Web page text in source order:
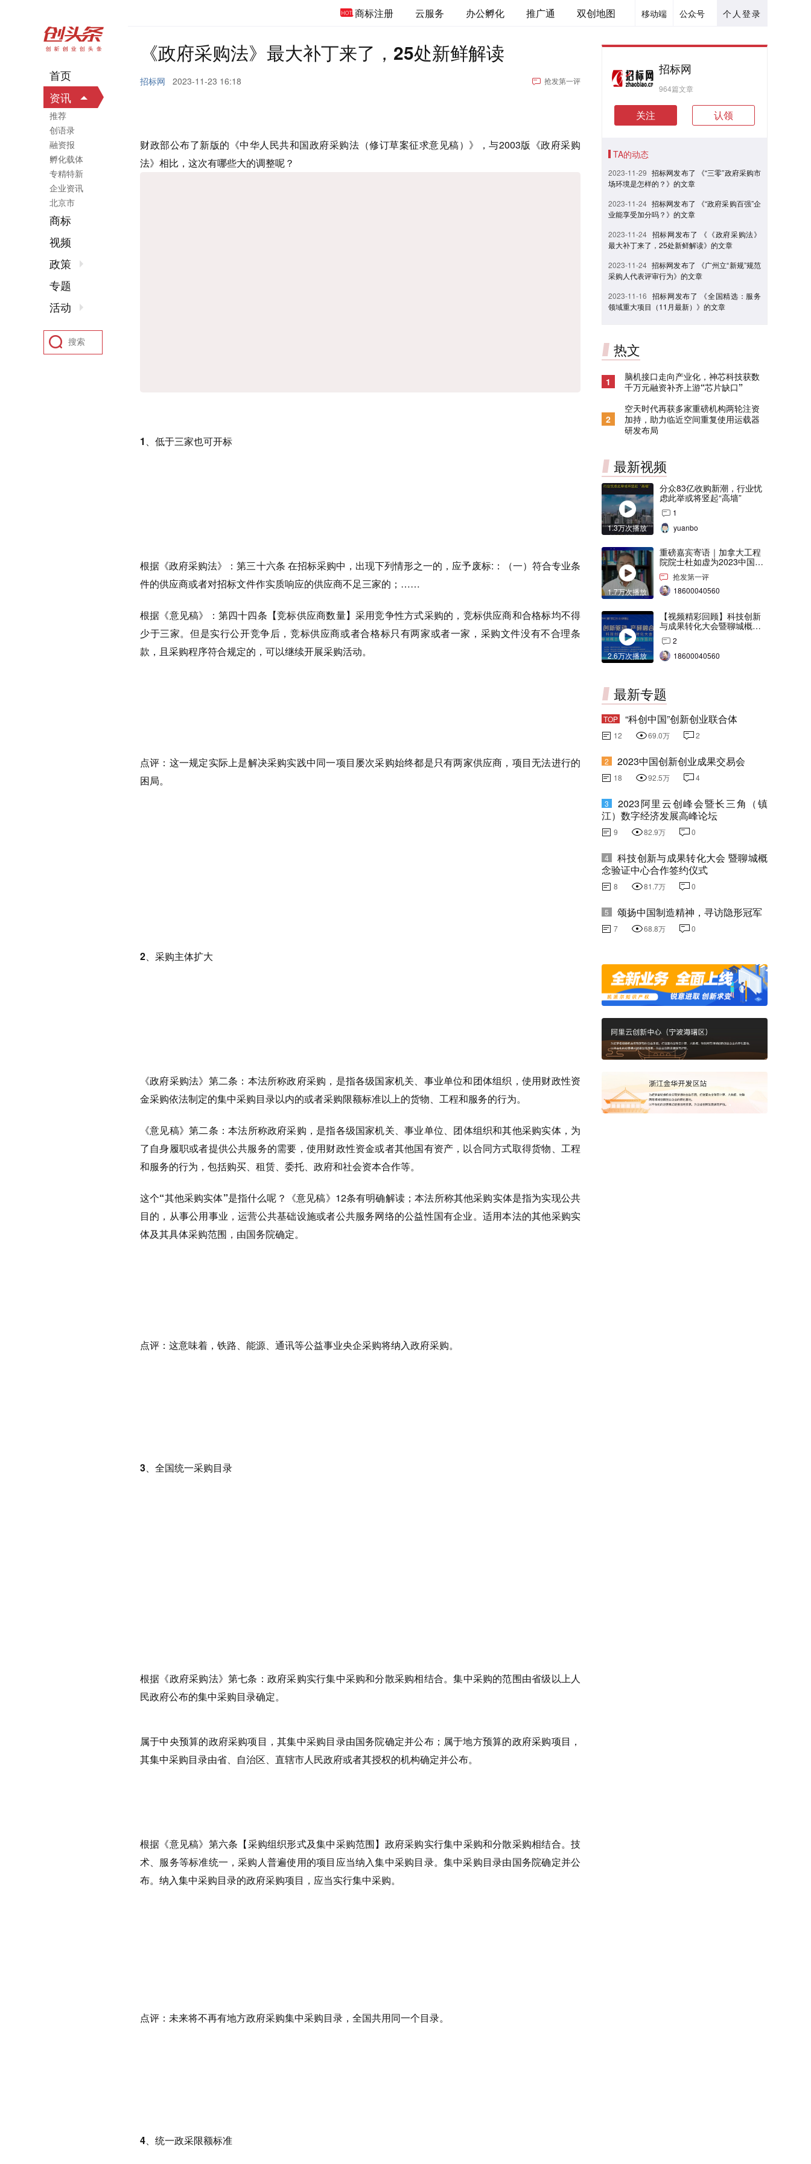
个人登录
公众号
移动端
商标注册 云服务 办公孵化 推广通 双创地图
《政府采购法》最大补丁来了，25处新鲜解读
招标网 2023-11-23 16:18 抢发第一评
财政部公布了新版的《中华人民共和国政府采购法（修订草案征求意见稿）》，与2003版《政府采购
法》相比，这次有哪些大的调整呢？
1、低于三家也可开标
根据《政府采购法》：第三十六条 在招标采购中，出现下列情形之一的，应予废标:：（一）符合专业条
件的供应商或者对招标文件作实质响应的供应商不足三家的；……
根据《意见稿》：第四十四条 【竞标供应商数量】采用竞争性方式采购的，竞标供应商和合格标均不得
少于三家。但是实行公开竞争后，竞标供应商或者合格标只有两家或者一家， 采购文件没有不合理条
款，且采购程序符合规定的， 可以继续开展采购活动。
点评： 这一规定实际上是解决采购实践中同一项目屡次采购始终都是只有两家供应商，项目无法进行的
困局。
2、采购主体扩大
《政府采购法》第二条： 本法所称政府采购，是指各级国家机关、事业单位和团体组织，使用财政性资
金采购依法制定的集中采购目录以内的或者采购限额标准以上的货物、工程和服务的行为。
《意见稿》第二条 ：本法所称政府采购，是指各级国家机关、事业单位、团体组织和其他采购实体，为
了自身履职或者提供公共服务的需要，使用财政性资金或者其他国有资产，以合同方式取得货物、工程
和服务的行为，包括购买、租赁、委托、政府和社会资本合作等。
这个“其他采购实体”是指什么呢？ 《意见稿》12条有明确解读；本法所称其他采购实体是指为实现公共
目的，从事公用事业，运营公共基础设施或者公共服务网络的公益性国有企业。适用本法的其他采购实
体及其具体采购范围，由国务院确定。
点评： 这意味着，铁路、能源、通讯等公益事业央企采购将纳入政府采购。
3、全国统一采购目录
根据《政府采购法》第七条 ：政府采购实行集中采购和分散采购相结合。集中采购的范围由省级以上人
民政府公布的集中采购目录确定。
属于中央预算的政府采购项目，其集中采购目录由国务院确定并公布；属于地方预算的政府采购项目，
其集中采购目录由省、自治区、直辖市人民政府或者其授权的机构确定并公布。
根据《意见稿》第六条 【采购组织形式及集中采购范围】政府采购实行集中采购和分散采购相结合。技
术、服务等标准统一，采购人普遍使用的项目应当纳入集中采购目录。集中采购目录由国务院确定并公
布。纳入集中采购目录的政府采购项目，应当实行集中采购。
点评： 未来将不再有地方政府采购集中采购目录，全国共用同一个目录。
4、 统一政采限额标准
招标网
964篇文章
关注 认领
TA的动态
2023-11-29 招标网发布了 《“三零”政府采购市
场环境是怎样的？》的文章
2023-11-24 招标网发布了 《“政府采购百强”企
业能享受加分吗？》的文章
2023-11-24 招标网发布了 《《政府采购法》
最大补丁来了，25处新鲜解读》的文章
2023-11-24 招标网发布了 《广州立“新规”规范
采购人代表评审行为》的文章
2023-11-16 招标网发布了 《全国精选：服务
领域重大项目（11月最新）》的文章
热文
1
脑机接口走向产业化，神芯科技获数
千万元融资补齐上游“芯片缺口”
2
空天时代再获多家重磅机构两轮注资
加持，助力临近空间重复使用运载器
研发布局
最新视频
1.3万次播放
分众83亿收购新潮，行业忧
虑此举或将竖起“高墙”
1
yuanbo
1.7万次播放
重磅嘉宾寄语｜加拿大工程
院院士杜如虚为2023中国创
交会打Call！
抢发第一评
18600040560
2.6万次播放
【视频精彩回顾】科技创新
与成果转化大会暨聊城概念
验证中心合作签约仪式
2
18600040560
最新专题
TOP “科创中国”创新创业联合体
12 69.0万 2
2 2023中国创新创业成果交易会
18 92.5万 4
3
2023阿里云创峰会暨长三角（镇
江）数字经济发展高峰论坛
9 82.9万 0
4
科技创新与成果转化大会 暨聊城概
念验证中心合作签约仪式
8 81.7万 0
5 颂扬中国制造精神，寻访隐形冠军
7 68.8万 0
首页
资讯
推荐
创语录
融资报
孵化载体
专精特新
企业资讯
北京市
商标
视频
政策
专题
活动